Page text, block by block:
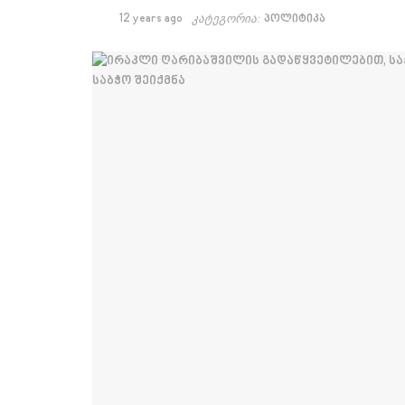
12 years ago კატეგორია: პოლიტიკა